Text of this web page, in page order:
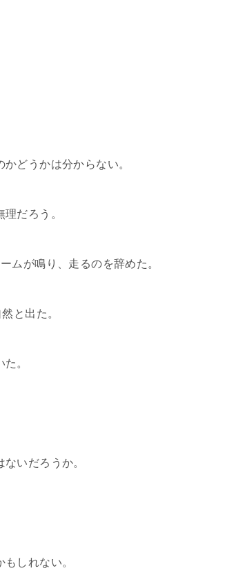
どうかは分からない。
だろう。
ムが鳴り、走るのを辞めた。
と出た。
。
いだろうか。
しれない。